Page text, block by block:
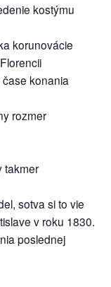
kostýmu
korunovácie
konania
rozmer
takmer
sotva si to vie
v roku 1830.
poslednej